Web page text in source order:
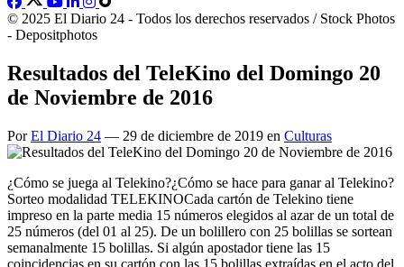
© 2025 El Diario 24 - Todos los derechos reservados / Stock Photos
- Depositphotos
Resultados del TeleKino del Domingo 20
de Noviembre de 2016
PorEl Diario 24 — 29 de diciembre de 2019 en Culturas
¿Cómo se juega al Telekino?¿Cómo se hace para ganar al Telekino?
Sorteo modalidad TELEKINOCada cartón de Telekino tiene
impreso en la parte media 15 números elegidos al azar de un total de
25 números (del 01 al 25). De un bolillero con 25 bolillas se sortean
semanalmente 15 bolillas. Si algún apostador tiene las 15
coincidencias en su cartón con las 15 bolillas extraídas en el acto del